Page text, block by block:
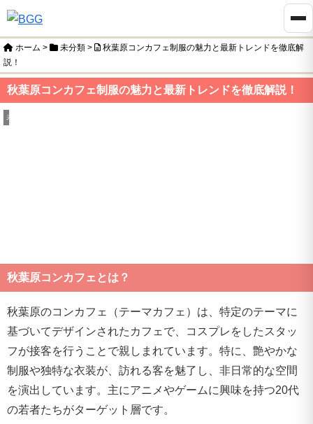
ホーム > 未分類 >
秋葉原コンカフェ制服の魅力と最新トレンドを徹底解
説！
秋葉原コンカフェ制服の魅力と最新トレンドを徹底解説！
未分類
秋葉原コンカフェとは？
秋葉原のコンカフェ（テーマカフェ）は、特定のテーマに
基づいてデザインされたカフェで、コスプレをしたスタッ
フが接客を行うことで親しまれています。特に、艶やかな
制服や独特な衣装が、訪れる客を魅了し、非日常的な空間
を演出しています。主にアニメやゲームに興味を持つ20代
の若者たちがターゲット層です。